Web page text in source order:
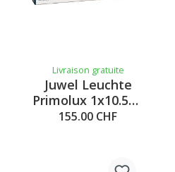
Livraison gratuite
Juwel Leuchte
Primolux 1x10.5W,
80x35cm, schwarz
155.00 CHF